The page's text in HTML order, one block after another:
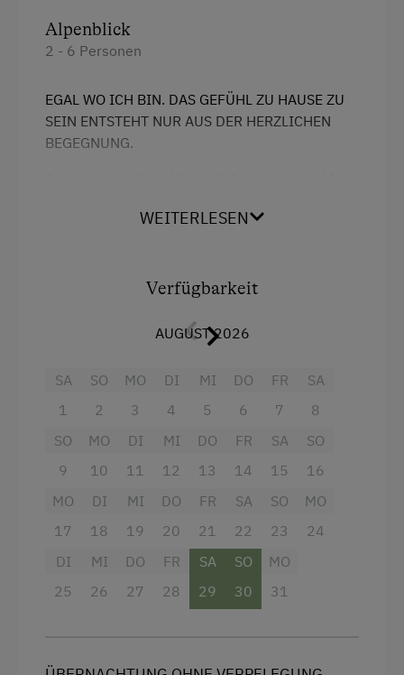
Nachhaltiger Urlaub
Urlaub ohne Auto
Historische Höfe
Alpenblick
2 - 6 Personen
EGAL WO ICH BIN. DAS GEFÜHL ZU HAUSE ZU
SEIN ENTSTEHT NUR AUS DER HERZLICHEN
BEGEGNUNG.
zusätzlichem Stockhochbett), DU/WC, Gang,
vorhanden. SAT-TVanschluss, u.v.m. Für
Allergiekranke) allergienfreundlich ausgestattet.
Ausstattung
Balkon/Terrasse
Dusche
Fernseher
WEITERLESEN
Verfügbarkeit
AUGUST 2026
SA
1
SO
2
MO
3
DI
4
MI
5
DO
6
FR
7
SA
8
SO
9
MO
10
DI
11
MI
12
DO
13
FR
14
SA
15
SO
16
MO
17
DI
18
MI
19
DO
20
FR
21
SA
22
SO
23
MO
24
DI
25
MI
26
DO
27
FR
28
SA
29
SO
30
MO
31